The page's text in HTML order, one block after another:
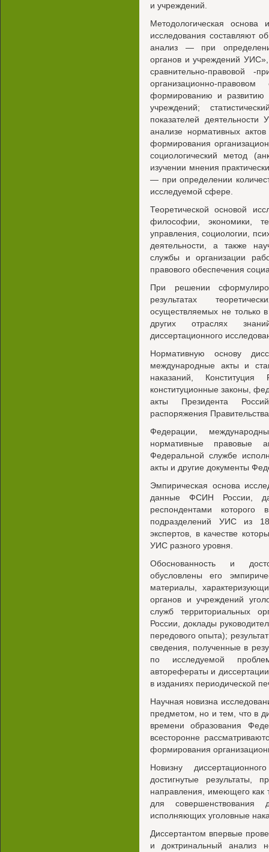
и учреждений.
Методологическая основа
исследования составляют
анализ — при
органов и учреждений УИС»,
сравнительно-правовой
организационно-
формированию и развитию
учреждений;
показателей
анализе нормативных
формирования
социологический метод
изучении мнения
— при определении
исследуемой сфере.
Теоретической основой
философии, экономики,
управления, социологии,
деятельности, а также
службы и организации
правового обеспечения
При решении
результатах
осуществляемых не только
других отраслях
диссертационного
Нормативную основу
международные акты и
наказаний, Конституция
конституционные законы,
акты Президента
распоряжения
Федерации,
нормативные правовые
Федеральной службе
акты и другие документы
Эмпирическая основа
данные ФСИН России,
респондентами которого
подразделений УИС из
экспертов, в качестве
УИС разного уровня.
Обоснованность и
обусловлены его
материалы,
органов и учреждений
служб территориальных
России, доклады
передового опыта);
сведения, полученные в
по исследуемой
авторефераты и
в изданиях периодической
Научная новизна
предметом, но и тем, что в
времени образования
всесторонне
формирования
Новизну
достигнутые результаты,
направления, имеющего как
для совершенствования
исполняющих уголовные
Диссертантом впервые
и доктринальный анализ